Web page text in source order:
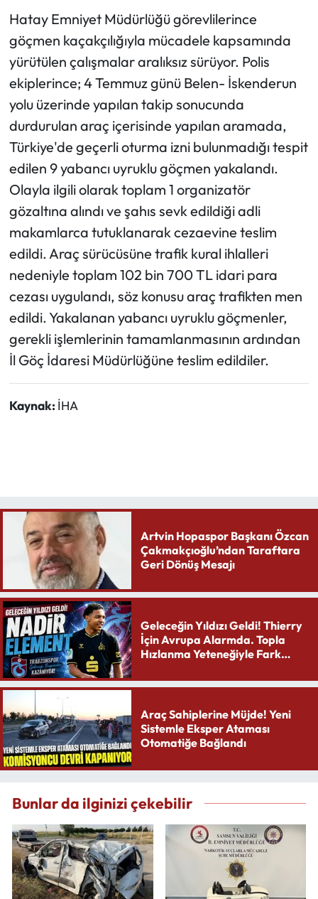
Hatay Emniyet Müdürlüğü görevlilerince
göçmen kaçakçılığıyla mücadele kapsamında
yürütülen çalışmalar aralıksız sürüyor. Polis
ekiplerince; 4 Temmuz günü Belen- İskenderun
yolu üzerinde yapılan takip sonucunda
durdurulan araç içerisinde yapılan aramada,
Türkiye'de geçerli oturma izni bulunmadığı tespit
edilen 9 yabancı uyruklu göçmen yakalandı.
Olayla ilgili olarak toplam 1 organizatör
gözaltına alındı ve şahıs sevk edildiği adli
makamlarca tutuklanarak cezaevine teslim
edildi. Araç sürücüsüne trafik kural ihlalleri
nedeniyle toplam 102 bin 700 TL idari para
cezası uygulandı, söz konusu araç trafikten men
edildi. Yakalanan yabancı uyruklu göçmenler,
gerekli işlemlerinin tamamlanmasının ardından
İl Göç İdaresi Müdürlüğüne teslim edildiler.
Kaynak: İHA
Artvin Hopaspor Başkanı Özcan
Çakmakçıoğlu’ndan Taraftara
Geri Dönüş Mesajı
Geleceğin Yıldızı Geldi! Thierry
İçin Avrupa Alarmda. Topla
Hızlanma Yeteneğiyle Fark
Araç Sahiplerine Müjde! Yeni
Sistemle Eksper Ataması
Otomatiğe Bağlandı
Bunlar da ilginizi çekebilir
Sağlık
Turizm
Teknoloji